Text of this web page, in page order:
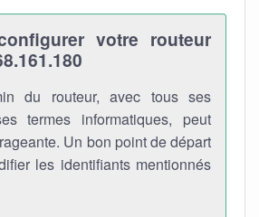
votre routeur
du routeur, avec tous ses
termes informatiques, peut
Un bon point de départ
les identifiants mentionnés